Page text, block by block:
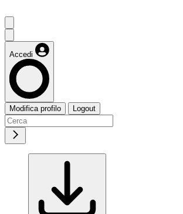
Accedi
Modifica profilo Logout